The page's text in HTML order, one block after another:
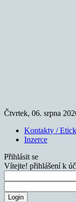
Čtvrtek, 06. srpna
Kontakty /
Inzerce
Přihlásit se
Vítejte! přihlášení k